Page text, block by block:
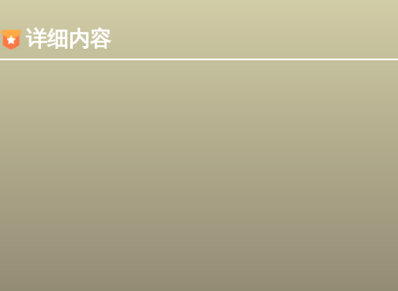
详细内容